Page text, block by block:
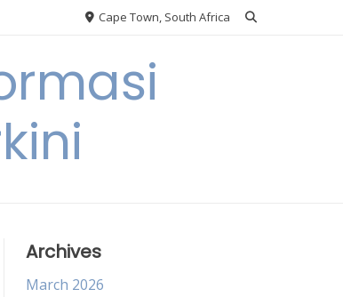
Cape Town, South Africa
Archives
March 2026